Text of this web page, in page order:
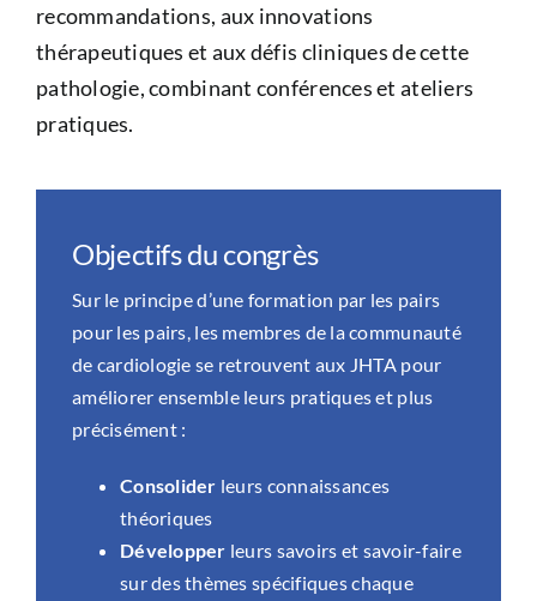
recommandations, aux innovations
thérapeutiques et aux défis cliniques de cette
pathologie, combinant conférences et ateliers
pratiques.
Objectifs du congrès
Sur le principe d’une formation par les pairs
pour les pairs, les membres de la communauté
de cardiologie se retrouvent aux JHTA pour
améliorer ensemble leurs pratiques et plus
précisément :
Consolider leurs connaissances
théoriques
Développer leurs savoirs et savoir-faire
sur des thèmes spécifiques chaque